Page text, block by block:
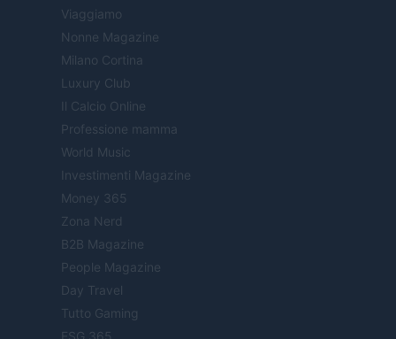
Viaggiamo
Nonne Magazine
Milano Cortina
Luxury Club
Il Calcio Online
Professione mamma
World Music
Investimenti Magazine
Money 365
Zona Nerd
B2B Magazine
People Magazine
Day Travel
Tutto Gaming